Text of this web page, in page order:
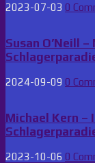
2023-07-03 0
Susan O’Neill
2024-09-09 0
Michael Kern –
2023-10-06 0